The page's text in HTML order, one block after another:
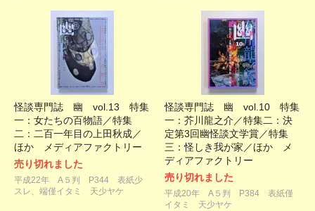
怪談専門誌 幽 vol.13 特集
一：女たちの百物語／特集
二：二百一年目の上田秋成／
ほか メディアファクトリー
売り切れました
平成22年 A５判 P344 表紙少
スレ、端僅イタミ 天少ヤケ
怪談専門誌 幽 vol.10 特集
一：芥川龍之介／特集二：決
定第3回幽怪談文学賞／特集
三：怪しき我が家／ほか メ
ディアファクトリー
売り切れました
平成20年 A５判 P384 表紙僅
イタミ 天少ヤケ